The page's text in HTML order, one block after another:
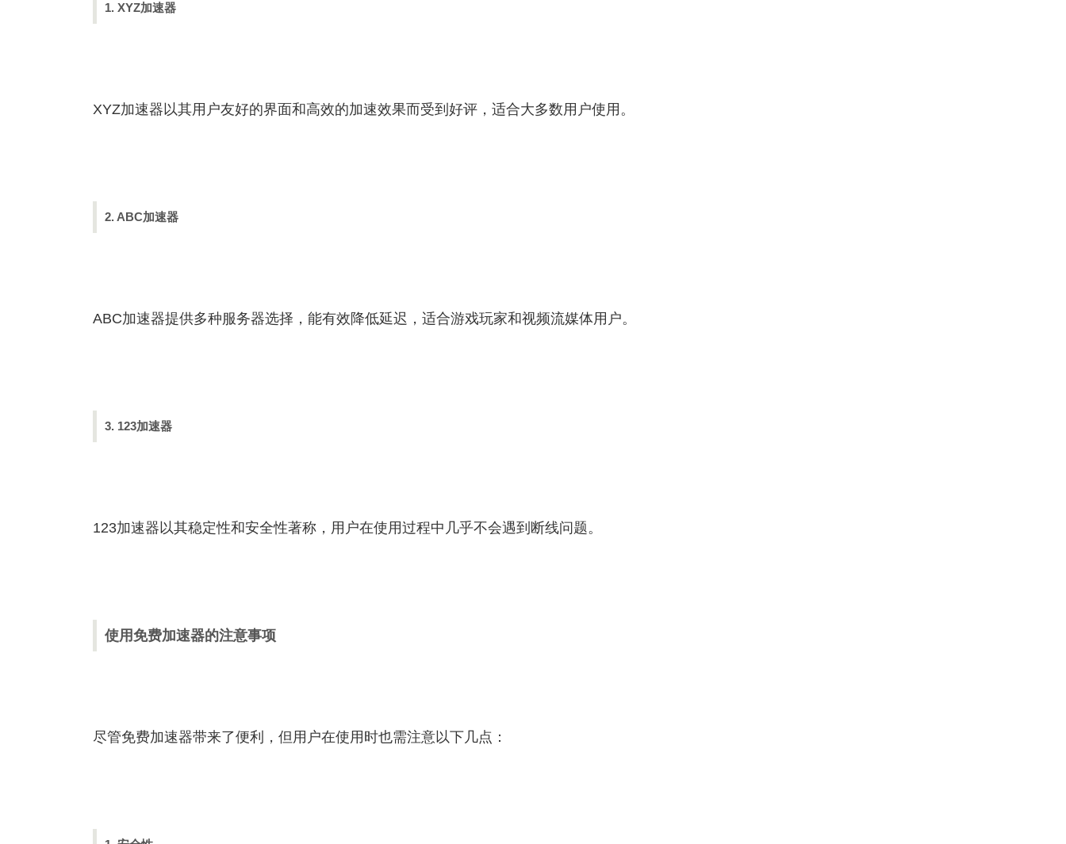
1. XYZ加速器
XYZ加速器以其用户友好的界面和高效的加速效果而受到好评，适合大多数用户使用。
2. ABC加速器
ABC加速器提供多种服务器选择，能有效降低延迟，适合游戏玩家和视频流媒体用户。
3. 123加速器
123加速器以其稳定性和安全性著称，用户在使用过程中几乎不会遇到断线问题。
使用免费加速器的注意事项
尽管免费加速器带来了便利，但用户在使用时也需注意以下几点：